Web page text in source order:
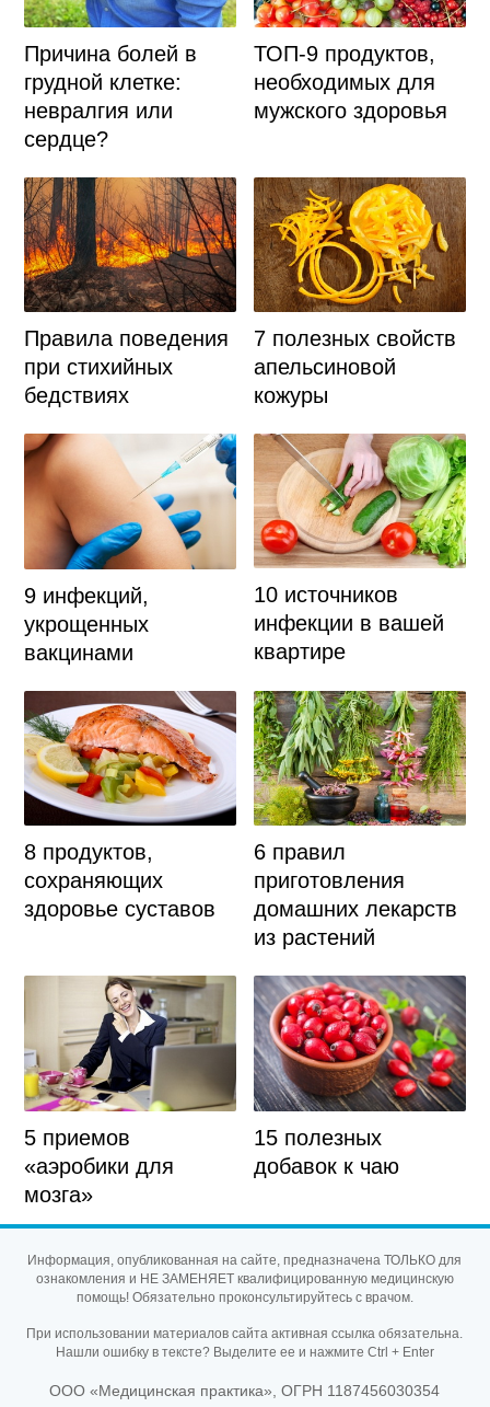
Причина болей в
грудной клетке:
невралгия или
сердце?
ТОП-9 продуктов,
необходимых для
мужского здоровья
Правила поведения
при стихийных
бедствиях
7 полезных свойств
апельсиновой
кожуры
9 инфекций,
укрощенных
вакцинами
10 источников
инфекции в вашей
квартире
8 продуктов,
сохраняющих
здоровье суставов
6 правил
приготовления
домашних лекарств
из растений
5 приемов
«аэробики для
мозга»
15 полезных
добавок к чаю
Информация, опубликованная на сайте, предназначена ТОЛЬКО для
ознакомления и НЕ ЗАМЕНЯЕТ квалифицированную медицинскую
помощь! Обязательно проконсультируйтесь с врачом.
При использовании материалов сайта активная ссылка обязательна.
Нашли ошибку в тексте? Выделите ее и нажмите Ctrl + Enter
ООО «Медицинская практика», ОГРН 1187456030354